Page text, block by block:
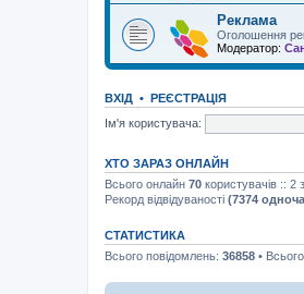
Реклама
Оголошення
Модератор:
ВХІД • РЕЄСТРАЦІЯ
Ім'я користувача:
ХТО ЗАРАЗ ОНЛАЙН
Всього онлайн 70 користувачів :: 2
Рекорд відвідуваності (7374
СТАТИСТИКА
Всього повідомлень: 36858 •